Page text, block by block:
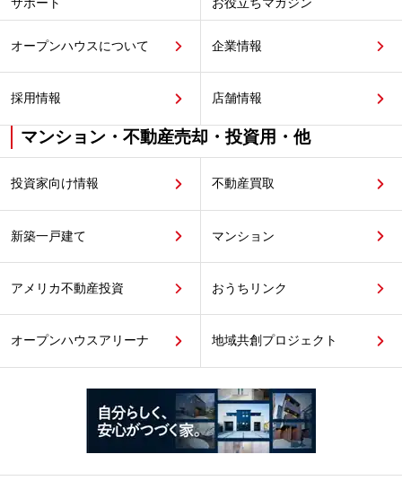
サポート
お役立ちマガジン
オープンハウスについて 企業情報
採用情報 店舗情報
マンション・不動産売却・投資用・他
投資家向け情報 不動産買取
新築一戸建て マンション
アメリカ不動産投資 おうちリンク
オープンハウスアリーナ 地域共創プロジェクト